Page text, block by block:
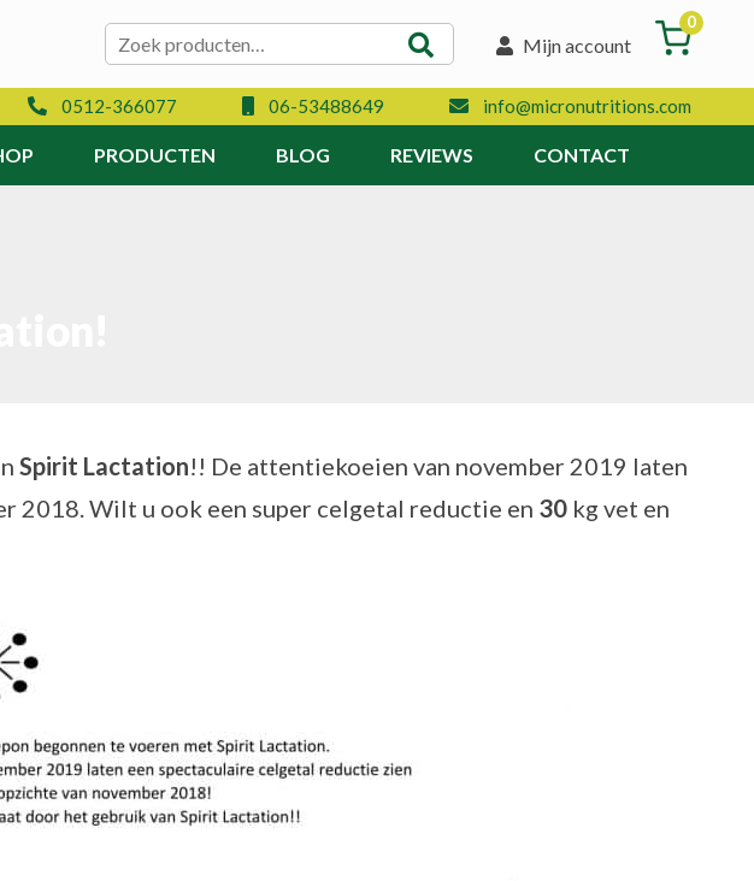
Zoeken naar:
Mijn account
0
0512-366077 06-53488649 info@micronutritions.com
PRODUCTEN BLOG REVIEWS CONTACT
Spirit Lactation!! De attentiekoeien van november 2019 laten
2018. Wilt u ook een super celgetal reductie en 30 kg vet en